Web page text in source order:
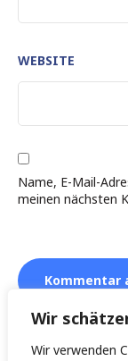
Wir
Wir verwenden
WEBSITE
Name, E-Mail-
meinen nächsten